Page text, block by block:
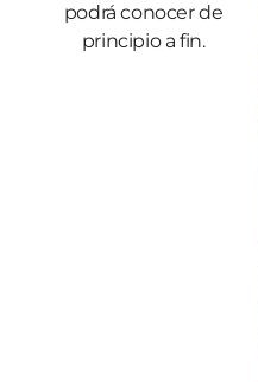
podrá conocer de
principio a fin.